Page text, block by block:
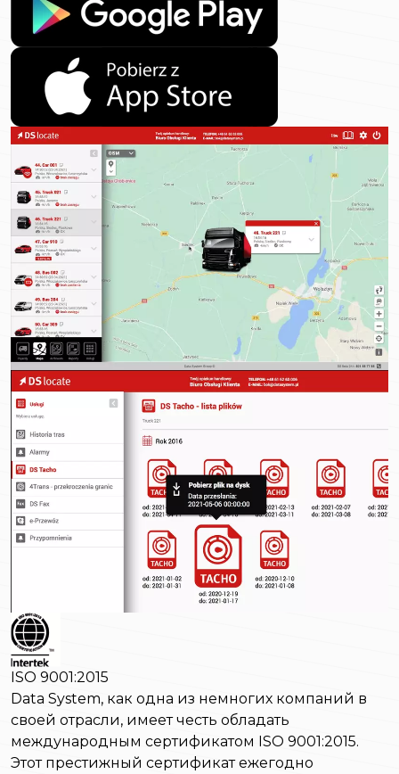
ISO 9001:2015
Data System, как одна из немногих компаний в
своей отрасли, имеет честь обладать
международным сертификатом ISO 9001:2015.
Этот престижный сертификат ежегодно